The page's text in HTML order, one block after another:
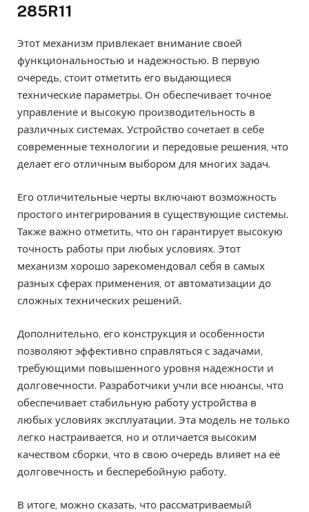
285R11
Этот механизм привлекает внимание своей
функциональностью и надежностью. В первую
очередь, стоит отметить его выдающиеся
технические параметры. Он обеспечивает точное
управление и высокую производительность в
различных системах. Устройство сочетает в себе
современные технологии и передовые решения, что
делает его отличным выбором для многих задач.
Его отличительные черты включают возможность
простого интегрирования в существующие системы.
Также важно отметить, что он гарантирует высокую
точность работы при любых условиях. Этот
механизм хорошо зарекомендовал себя в самых
разных сферах применения, от автоматизации до
сложных технических решений.
Дополнительно, его конструкция и особенности
позволяют эффективно справляться с задачами,
требующими повышенного уровня надежности и
долговечности. Разработчики учли все нюансы, что
обеспечивает стабильную работу устройства в
любых условиях эксплуатации. Эта модель не только
легко настраивается, но и отличается высоким
качеством сборки, что в свою очередь влияет на её
долговечность и бесперебойную работу.
В итоге, можно сказать, что рассматриваемый